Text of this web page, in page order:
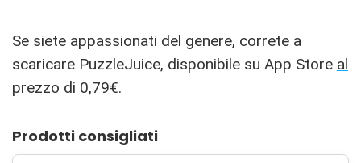
Se siete appassionati del genere, correte a
scaricare PuzzleJuice, disponibile su App Store al
prezzo di 0,79€.
Prodotti consigliati